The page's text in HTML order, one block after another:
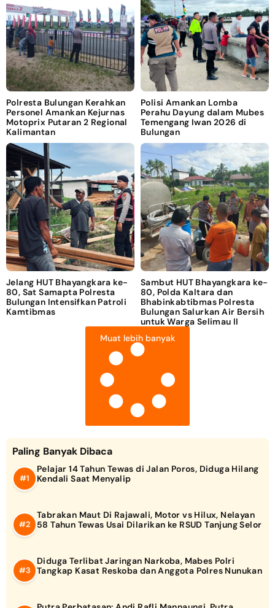
Polresta Bulungan Kerahkan
Personel Amankan Kejurnas
Motoprix Putaran 2 Regional
Kalimantan
Polisi Amankan Lomba
Perahu Dayung dalam Mubes
Temengang Iwan 2026 di
Bulungan
Jelang HUT Bhayangkara ke-
80, Sat Samapta Polresta
Bulungan Intensifkan Patroli
Kamtibmas
Sambut HUT Bhayangkara ke-
80, Polda Kaltara dan
Bhabinkabtibmas Polresta
Bulungan Salurkan Air Bersih
untuk Warga Selimau II
Muat lebih banyak
Paling Banyak Dibaca
Pelajar 14 Tahun Tewas di Jalan Poros, Diduga Hilang
Kendali Saat Menyalip
Tabrakan Maut Di Rajawali, Motor vs Hilux, Nelayan
58 Tahun Tewas Usai Dilarikan ke RSUD Tanjung Selor
Diduga Terlibat Jaringan Narkoba, Mabes Polri
Tangkap Kasat Reskoba dan Anggota Polres Nunukan